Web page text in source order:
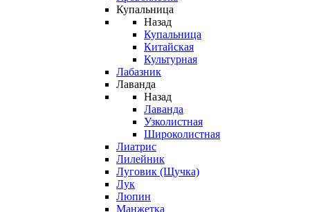
Купальница
Назад
Купальница
Китайская
Культурная
Лабазник
Лаванда
Назад
Лаванда
Узколистная
Широколистная
Лиатрис
Лилейник
Луговик (Щучка)
Лук
Люпин
Манжетка